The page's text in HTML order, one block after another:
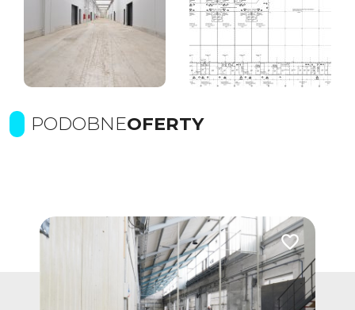
PODOBNEOFERTY
Dodaj do